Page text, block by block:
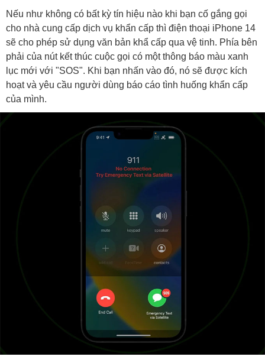
Nếu như không có bất kỳ tín hiệu nào khi bạn cố gắng gọi
cho nhà cung cấp dịch vụ khẩn cấp thì điện thoại iPhone 14
sẽ cho phép sử dụng văn bản khẩ cấp qua vệ tinh. Phía bên
phải của nút kết thúc cuộc gọi có một thông báo màu xanh
lục mới với "SOS". Khi bạn nhấn vào đó, nó sẽ được kích
hoạt và yêu cầu người dùng báo cáo tình huống khẩn cấp
của mình.